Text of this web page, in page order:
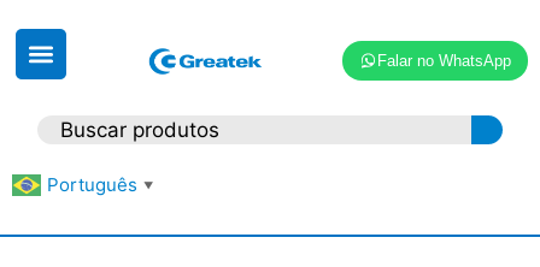
Falar no WhatsApp
Português ▼